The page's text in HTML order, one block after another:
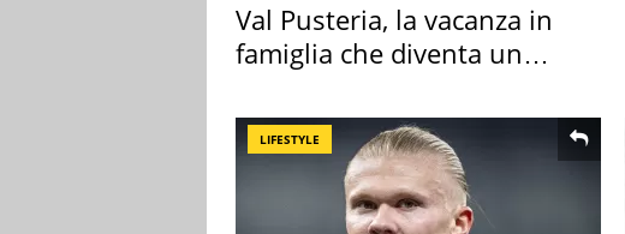
Val Pusteria, la vacanza in
famiglia che diventa un
LIFESTYLE